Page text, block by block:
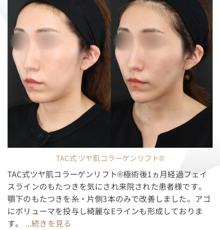
TAC式 ツヤ肌コラーゲンリフト®
TAC式ツヤ肌コラーゲンリフト®極術後1ヵ月経過フェイ
スラインのもたつきを気にされ来院された患者様です。
顎下のもたつきを糸・片側3本のみで改善しました。アゴ
にボリューマを投与し綺麗なEラインも形成しておりま
す。 ...続きを見る